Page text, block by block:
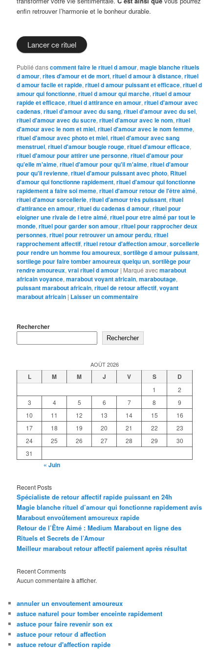
enfin retrouver l’harmonie et le bonheur durable.
Lancer ce rituel
Publié danscomment faire le rituel d amour,magie blanche rituels
d amour,rites d'amour et de mort,rituel d amour à distance,rituel
d amour facile et rapide,rituel d amour puissant et efficace,rituel d
amour qui fonctionne,rituel d amour qui marche,rituel d amour
rapide et efficace,rituel d attirance en amour,rituel d'amour avec
cadenas,rituel d'amour avec du sang,rituel d'amour avec du sel,
rituel d'amour avec du sucre,rituel d'amour avec le nom,rituel
d'amour avec le nom et miel,rituel d'amour avec le nom femme,
rituel d'amour avec photo et miel,rituel d'amour avec sang
menstruel,rituel d'amour bougie rouge,rituel d'amour efficace,
rituel d'amour pour attirer une personne,rituel d'amour pour
qu'elle m'aime,rituel d'amour pour qu'il m'aime,rituel d'amour
pour qu'il revienne,rituel d'amour puissant avec photo, Rituel
d'amour qui fonctionne rapidement,rituel d'amour qui fonctionne
rapidement a faire soi meme,rituel d'amour retour de l'être aimé,
rituel d'amour sorcellerie,rituel d'amour très puissant,rituel
d'attirance en amour,rituel du cadenas d amour,rituel pour
eloigner une rivale de l etre aimé,rituel pour etre aimé par tout le
monde,rituel pour garder son amour,rituel pour rapprocher deux
personnes,rituel pour retrouver un amour perdu,rituel
rapprochement affectif,rituel retour d'affection amour,sorcellerie
pour rendre un homme fou amoureux,sortilège d amour puissant,
sortilege pour faire tomber amoureux quelqu un,sortilège pour
rendre amoureux,vrai rituel d amour | Marqué avecmarabout
africain voyance,marabout voyant africain,maraboutage,
puissant marabout africain,rituel de retour affectif,voyant
marabout africain | Laisser un commentaire
Rechercher
Rechercher
AOÛT 2026
L M M J V S D
1
2
3
4 5 6 7 8
9
10
11 12 13 14 15
16
17
18 19 20 21 22
23
24
25 26 27 28 29
30
31
« Juin
Recent Posts
Spécialiste de retour affectif rapide puissant en 24h
Magie blanche rituel d’amour qui fonctionne rapidement avis
Marabout envoûtement amoureux rapide
Retour de l’Être Aimé : Medium Marabout en ligne des
Rituels et Secrets de l’Amour
Meilleur marabout retour affectif paiement après résultat
Recent Comments
Aucun commentaire à afficher.
annuler un envoutement amoureux
astuce naturel pour tomber enceinte rapidement
astuce pour faire revenir son ex
astuce pour retour d affection
astuce retour d'affection rapide